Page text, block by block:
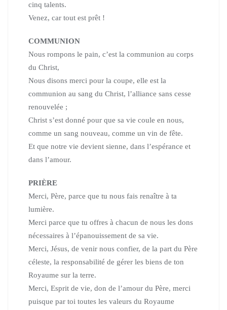
cinq talents.
Venez, car tout est prêt !
COMMUNION
Nous rompons le pain, c’est la communion au corps
du Christ,
Nous disons merci pour la coupe, elle est la
communion au sang du Christ, l’alliance sans cesse
renouvelée ;
Christ s’est donné pour que sa vie coule en nous,
comme un sang nouveau, comme un vin de fête.
Et que notre vie devient sienne, dans l’espérance et
dans l’amour.
PRIÈRE
Merci, Père, parce que tu nous fais renaître à ta
lumière.
Merci parce que tu offres à chacun de nous les dons
nécessaires à l’épanouissement de sa vie.
Merci, Jésus, de venir nous confier, de la part du Père
céleste, la responsabilité de gérer les biens de ton
Royaume sur la terre.
Merci, Esprit de vie, don de l’amour du Père, merci
puisque par toi toutes les valeurs du Royaume